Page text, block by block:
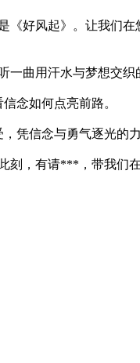
《好风起》。让我们
曲用汗水与梦想交
念如何点亮前路。
凭信念与勇气逐光的力
刻，有请***，带我